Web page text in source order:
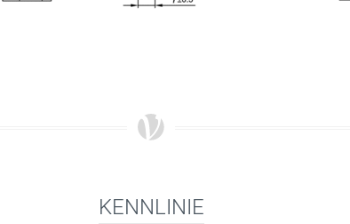
KENNLINIE